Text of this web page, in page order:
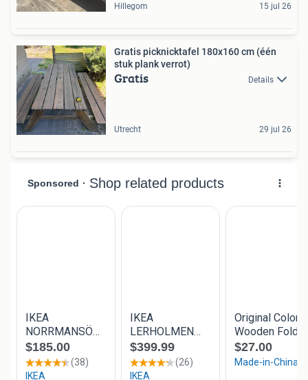
Hillegom 15 jul 26
Gratis picknicktafel 180x160 cm (één
stuk plank verrot)
Gratis Details
Utrecht 29 jul 26